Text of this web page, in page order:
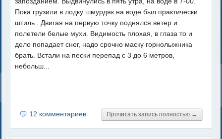
Пока грузили в лодку шмурдяк на воде был практически
штиль . Двигая на первую точку поднялся ветер и
полетели белые мухи. Видимость плохая, в глаза то и
дело попадает снег, надо срочно маску горнолыжника
брать. Встали на пески перепад с 3 до 6 метров,
небольш...
Прочитать запись полностью →
12 комментариев